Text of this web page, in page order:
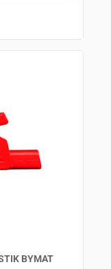
BYMAT